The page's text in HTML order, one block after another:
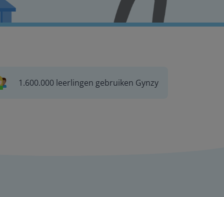
1.600.000 leerlingen gebruiken Gynzy